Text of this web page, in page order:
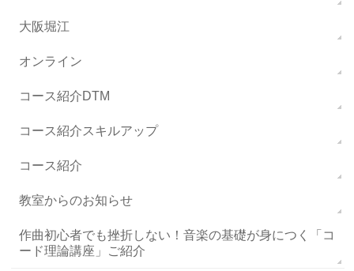
大阪堀江
オンライン
コース紹介DTM
コース紹介スキルアップ
コース紹介
教室からのお知らせ
作曲初心者でも挫折しない！音楽の基礎が身につく「コ
ード理論講座」ご紹介